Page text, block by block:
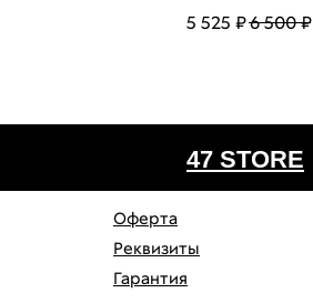
5 525 ₽6 500₽
Оферта
Реквизиты
Гарантия
47 STORE